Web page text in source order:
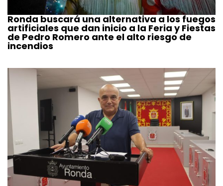
Ronda buscará una alternativa a los fuegos
artificiales que dan inicio a la Feria y Fiestas
de Pedro Romero ante el alto riesgo de
incendios